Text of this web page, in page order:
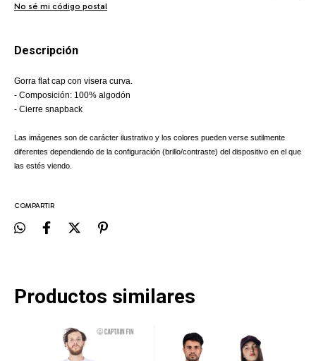
No sé mi código postal
Descripción
Gorra flat cap con visera curva.
- Composición: 100% algodón
- Cierre snapback
Las imágenes son de carácter ilustrativo y los colores pueden verse sutilmente
diferentes dependiendo de la configuración (brillo/contraste) del dispositivo en el que
las estés viendo.
COMPARTIR
Productos similares